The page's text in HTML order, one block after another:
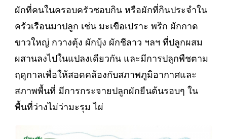
ผักที่คนในครอบครัวชอบกิน หรือผักที่กินประจำใน
ครัวเรือนมาปลูก เช่น มะเขือเปราะ พริก ผักกาด
ขาวใหญ่ กวางตุ้ง ผักบุ้ง ผักชีลาว ฯลฯ ที่ปลูกผสม
ผสานลงไปในแปลงเดียวกัน และมีการปลูกพืชตาม
ฤดูกาลเพื่อให้สอดคล้องกับสภาพภูมิอากาศและ
สภาพพื้นที่ มีการกระจายปลูกผักยืนต้นรอบๆ ใน
พื้นที่ว่างไม่ว่ามะรุม ไผ่